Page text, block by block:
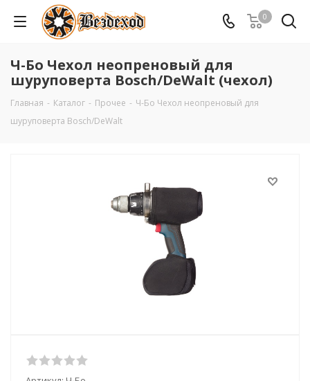
0
Ч-Бо Чехол неопреновый для
шуруповерта Bosch/DeWalt (чехол)
Главная - Каталог - Прочее - Ч-Бо Чехол неопреновый для
шуруповерта Bosch/DeWalt